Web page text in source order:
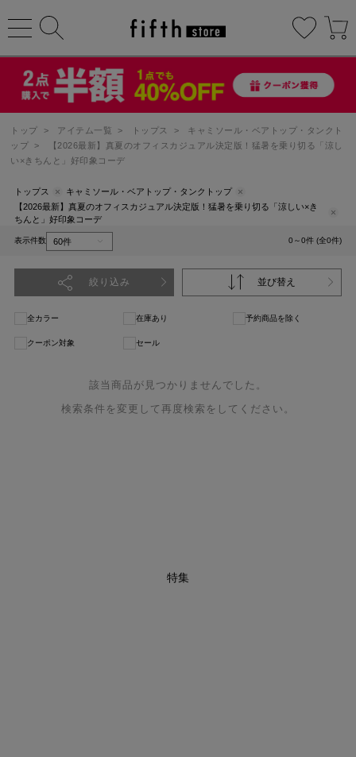
トップ > アイテム一覧 > トップス >
キャミソール・ベアトップ・タンクト
ップ
>
【2026最新】真夏のオフィスカジュアル決定版！猛暑を乗り切る「涼し
い×きちんと」好印象コーデ
トップス
キャミソール・ベアトップ・タンクトップ
【2026最新】真夏のオフィスカジュアル決定版！猛暑を乗り切る「涼しい×き
ちんと」好印象コーデ
表示件数 0～0件 (全0件)
絞り込み 並び替え
全カラー 在庫あり 予約商品を除く
クーポン対象 セール
該当商品が見つかりませんでした。
検索条件を変更して再度検索をしてください。
特集